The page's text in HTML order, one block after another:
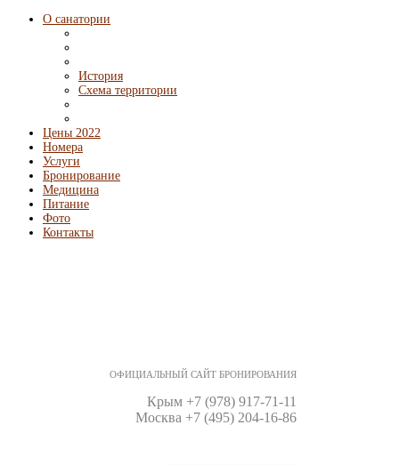
О санатории
История
Схема территории
Цены 2022
Номера
Услуги
Бронирование
Медицина
Питание
Фото
Контакты
ОФИЦИАЛЬНЫЙ САЙТ БРОНИРОВАНИЯ
Крым +7 (978) 917-71-11
Москва +7 (495) 204-16-86